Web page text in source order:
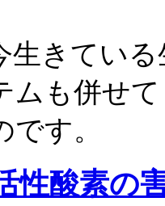
生きてい
ムも併せ
す。
性酸素の